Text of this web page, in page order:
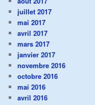
juillet 2017
mai 2017
avril 2017
mars 2017
janvier 2017
novembre 2016
octobre 2016
mai 2016
avril 2016